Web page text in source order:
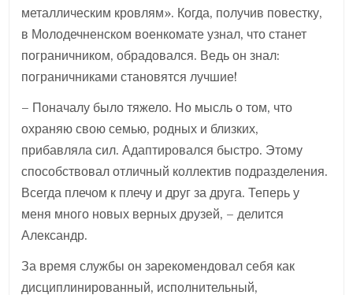
металлическим кровлям». Когда, получив повестку,
в Молодечненском военкомате узнал, что станет
пограничником, обрадовался. Ведь он знал:
пограничниками становятся лучшие!
– Поначалу было тяжело. Но мысль о том, что
охраняю свою семью, родных и близких,
прибавляла сил. Адаптировался быстро. Этому
способствовал отличный коллектив подразделения.
Всегда плечом к плечу и друг за друга. Теперь у
меня много новых верных друзей, – делится
Александр.
За время службы он зарекомендовал себя как
дисциплинированный, исполнительный,